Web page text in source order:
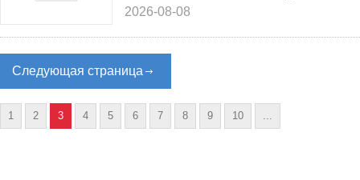
2026-08-08
Следующая страница
1 2 3 4 5 6 7 8 9 10 ...